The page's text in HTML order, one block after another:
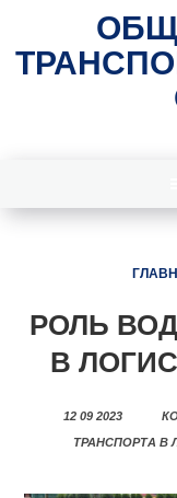
РОЛЬ
В
12 09 2023
ТРАНСПОРТА В